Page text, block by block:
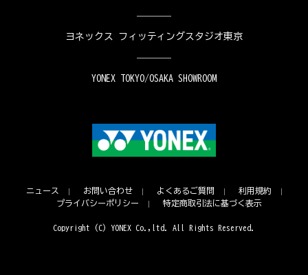
ヨネックス フィッティングスタジオ東京
YONEX TOKYO/OSAKA SHOWROOM
ニュース お問い合わせ よくあるご質問
利用規約
プライバシーポリシー
特定商取引法に基づく表示
Copyright (C) YONEX Co.,ltd. All Rights Reserved.